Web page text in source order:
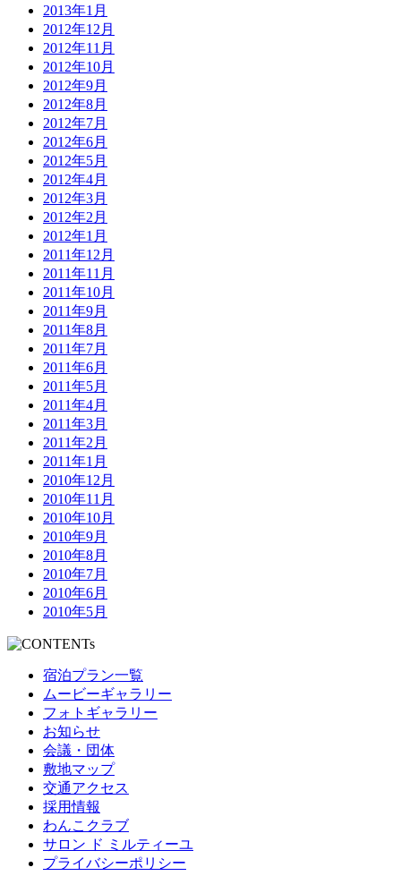
2013年1月
2012年12月
2012年11月
2012年10月
2012年9月
2012年8月
2012年7月
2012年6月
2012年5月
2012年4月
2012年3月
2012年2月
2012年1月
2011年12月
2011年11月
2011年10月
2011年9月
2011年8月
2011年7月
2011年6月
2011年5月
2011年4月
2011年3月
2011年2月
2011年1月
2010年12月
2010年11月
2010年10月
2010年9月
2010年8月
2010年7月
2010年6月
2010年5月
宿泊プラン一覧
ムービーギャラリー
フォトギャラリー
お知らせ
会議・団体
敷地マップ
交通アクセス
採用情報
わんこクラブ
サロン ド ミルティーユ
プライバシーポリシー